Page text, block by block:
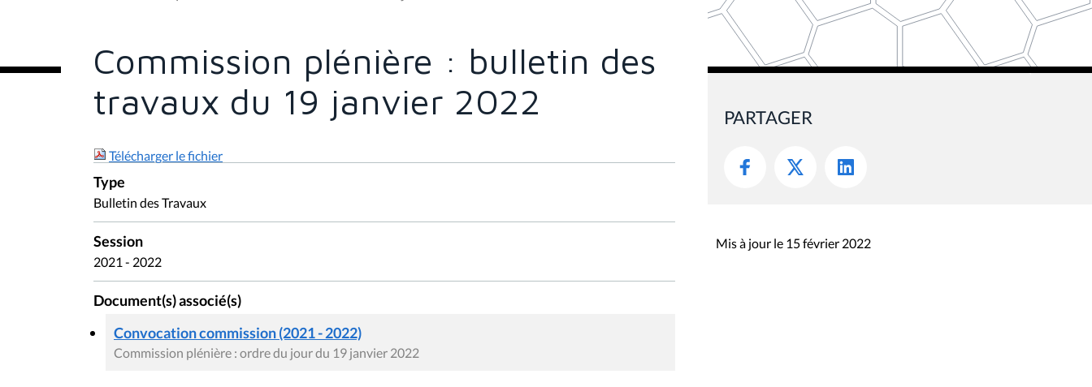
s
s
i
i
Commission plénière : bulletin des
travaux du 19 janvier 2022
Télécharger le fichier
Type
Bulletin des Travaux
Session
2021 - 2022
Document(s) associé(s)
Convocation commission (2021 - 2022)
Commission plénière : ordre du jour du 19 janvier 2022
PARTAGER
Mis à jour le 15 février 2022